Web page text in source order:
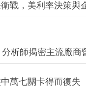
戰，美利率決策與
析師揭密主流廠商
萬七關卡得而復失